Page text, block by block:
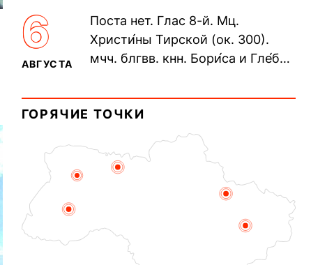
прп. Евпракси́и девы,...
6
АВГУСТА
Поста нет. Глас 8-й. Мц.
Христи́ны Тирской (ок. 300).
мчч. блгвв. кнн. Бори́са и Гле́ба,
Дави́да (1015). Прп....
ГОРЯЧИЕ ТОЧКИ